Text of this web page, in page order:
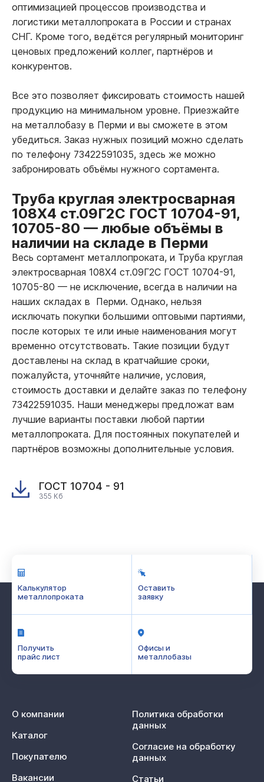
оптимизацией процессов производства и
логистики металлопроката в России и странах
СНГ. Кроме того, ведётся регулярный мониторинг
ценовых предложений коллег, партнёров и
конкурентов.
Все это позволяет фиксировать стоимость нашей
продукцию на минимальном уровне. Приезжайте
на металлобазу в Перми и вы сможете в этом
убедиться. Заказ нужных позиций можно сделать
по телефону 73422591035, здесь же можно
забронировать объёмы нужного сортамента.
Труба круглая электросварная
108Х4 ст.09Г2С ГОСТ 10704-91,
10705-80 — любые объёмы в
наличии на складе в Перми
Весь сортамент металлопроката, и Труба круглая
электросварная 108Х4 ст.09Г2С ГОСТ 10704-91,
10705-80 — не исключение, всегда в наличии на
наших складах в Перми. Однако, нельзя
исключать покупки большими оптовыми партиями,
после которых те или иные наименования могут
временно отсутствовать. Такие позиции будут
доставлены на склад в кратчайшие сроки,
пожалуйста, уточняйте наличие, условия,
стоимость доставки и делайте заказ по телефону
73422591035. Наши менеджеры предложат вам
лучшие варианты поставки любой партии
металлопроката. Для постоянных покупателей и
партнёров возможны дополнительные условия.
ГОСТ 10704 - 91
355 Кб
Калькулятор
металлопроката
Оставить
заявку
Получить
прайс лист
Офисы и
металлобазы
О компании
Каталог
Покупателю
Вакансии
Политика обработки
данных
Согласие на обработку
данных
Статьи